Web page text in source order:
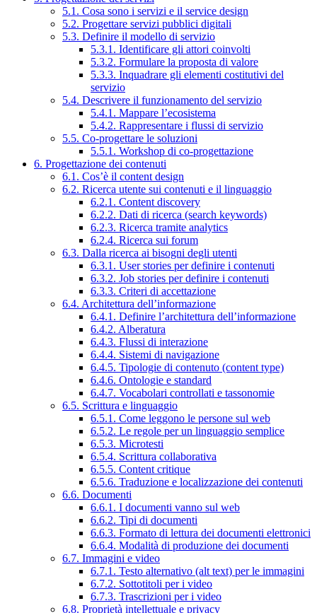
5.1. Cosa sono i servizi e il service design
5.2. Progettare servizi pubblici digitali
5.3. Definire il modello di servizio
5.3.1. Identificare gli attori coinvolti
5.3.2. Formulare la proposta di valore
5.3.3. Inquadrare gli elementi costitutivi del
servizio
5.4. Descrivere il funzionamento del servizio
5.4.1. Mappare l’ecosistema
5.4.2. Rappresentare i flussi di servizio
5.5. Co-progettare le soluzioni
5.5.1. Workshop di co-progettazione
6. Progettazione dei contenuti
6.1. Cos’è il content design
6.2. Ricerca utente sui contenuti e il linguaggio
6.2.1. Content discovery
6.2.2. Dati di ricerca (search keywords)
6.2.3. Ricerca tramite analytics
6.2.4. Ricerca sui forum
6.3. Dalla ricerca ai bisogni degli utenti
6.3.1. User stories per definire i contenuti
6.3.2. Job stories per definire i contenuti
6.3.3. Criteri di accettazione
6.4. Architettura dell’informazione
6.4.1. Definire l’architettura dell’informazione
6.4.2. Alberatura
6.4.3. Flussi di interazione
6.4.4. Sistemi di navigazione
6.4.5. Tipologie di contenuto (content type)
6.4.6. Ontologie e standard
6.4.7. Vocabolari controllati e tassonomie
6.5. Scrittura e linguaggio
6.5.1. Come leggono le persone sul web
6.5.2. Le regole per un linguaggio semplice
6.5.3. Microtesti
6.5.4. Scrittura collaborativa
6.5.5. Content critique
6.5.6. Traduzione e localizzazione dei contenuti
6.6. Documenti
6.6.1. I documenti vanno sul web
6.6.2. Tipi di documenti
6.6.3. Formato di lettura dei documenti elettronici
6.6.4. Modalità di produzione dei documenti
6.7. Immagini e video
6.7.1. Testo alternativo (alt text) per le immagini
6.7.2. Sottotitoli per i video
6.7.3. Trascrizioni per i video
6.8. Proprietà intellettuale e privacy